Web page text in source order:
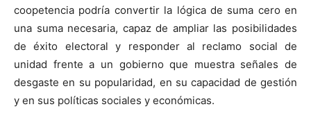
coopetencia podría convertir la lógica de suma cero en
una suma necesaria, capaz de ampliar las posibilidades
de éxito electoral y responder al reclamo social de
unidad frente a un gobierno que muestra señales de
desgaste en su popularidad, en su capacidad de gestión
y en sus políticas sociales y económicas.